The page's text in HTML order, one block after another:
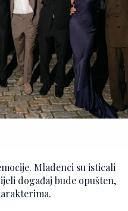
Mladenci su isticali
događaj bude opušten,